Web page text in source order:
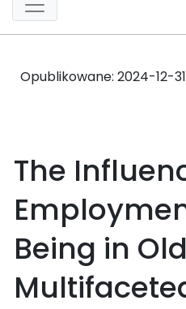
Opublikowane: 2024-12-31
The
Being in